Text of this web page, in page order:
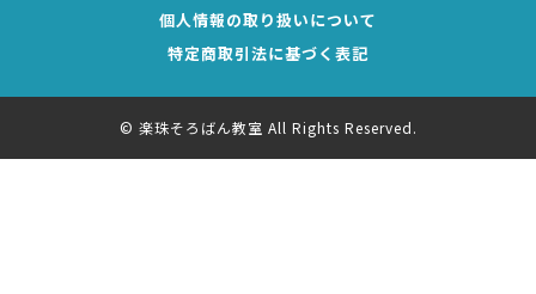
個人情報の取り扱いについて
特定商取引法に基づく表記
© 楽珠そろばん教室 All Rights Reserved.